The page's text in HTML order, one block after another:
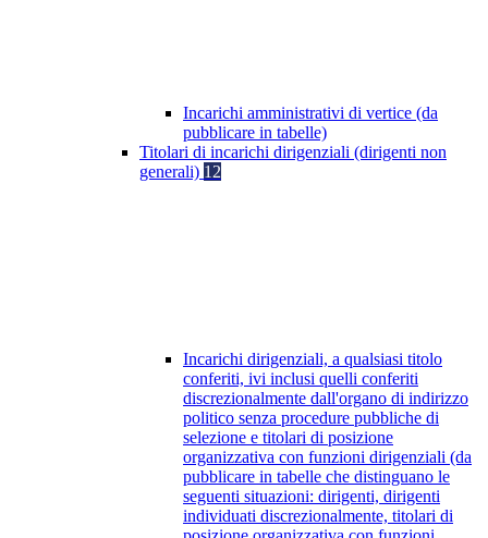
Incarichi amministrativi di vertice (da
pubblicare in tabelle)
Titolari di incarichi dirigenziali (dirigenti non
generali) 12
Incarichi dirigenziali, a qualsiasi titolo
conferiti, ivi inclusi quelli conferiti
discrezionalmente dall'organo di indirizzo
politico senza procedure pubbliche di
selezione e titolari di posizione
organizzativa con funzioni dirigenziali (da
pubblicare in tabelle che distinguano le
seguenti situazioni: dirigenti, dirigenti
individuati discrezionalmente, titolari di